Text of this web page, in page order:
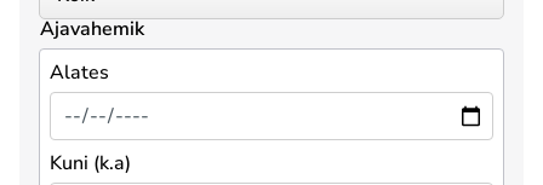
Ajavahemik
Alates
Kuni (k.a)